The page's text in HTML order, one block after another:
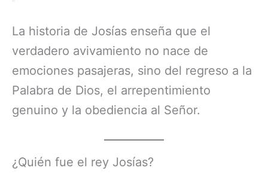
La historia de Josías enseña que el
verdadero avivamiento no nace de
emociones pasajeras, sino del regreso a la
Palabra de Dios, el arrepentimiento
genuino y la obediencia al Señor.
¿Quién fue el rey Josías?